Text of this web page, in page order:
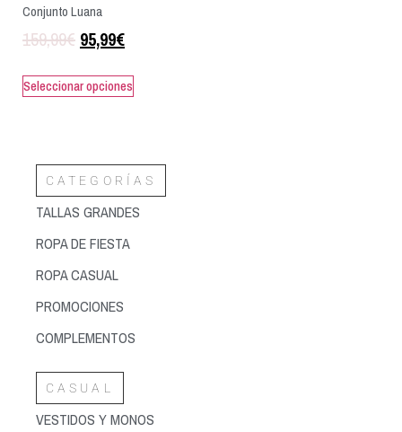
CATEGORÍAS
TALLAS GRANDES
ROPA DE FIESTA
ROPA CASUAL
PROMOCIONES
COMPLEMENTOS
CASUAL
VESTIDOS Y MONOS
Conjunto Luana
159,99€ 95,99€
Seleccionar opciones